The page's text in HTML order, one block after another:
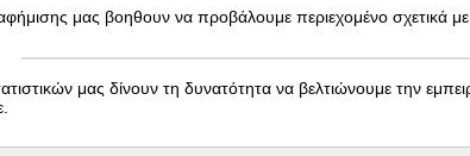
άμεσα για τις προσφορές μας!
μας βοηθουν να προβάλουμε περιεχομένο σχετικά με
μας δίνουν τη δυνατότητα να βελτιώνουμε την